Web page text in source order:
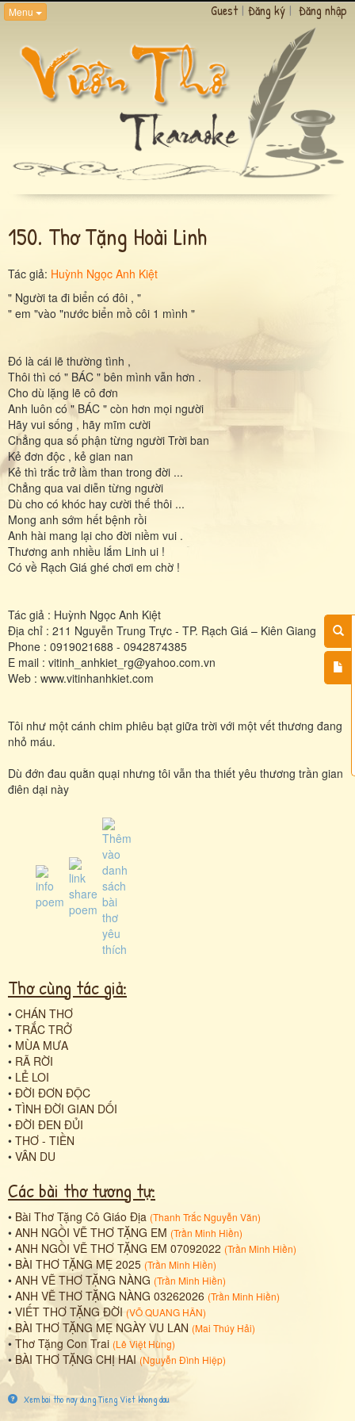
Menu Guest | Đăng ký | Đăng nhập
150. Thơ Tặng Hoài Linh
Tác giả: Huỳnh Ngọc Anh Kiệt
" Người ta đi biển có đôi , "
" em "vào "nước biển mồ côi 1 mình "
Đó là cái lẽ thường tình ,
Thôi thì có " BÁC " bên mình vẫn hơn .
Cho dù lặng lẽ cô đơn
Anh luôn có " BÁC " còn hơn mọi người
Hãy vui sống , hãy mĩm cười
Chẳng qua số phận từng người Trời ban
Kẻ đơn độc , kẻ gian nan
Kẻ thì trắc trở lầm than trong đời ...
Chẳng qua vai diễn từng người
Dù cho có khóc hay cười thế thôi ...
Mong anh sớm hết bệnh rồi
Anh hài mang lại cho đời niềm vui .
Thương anh nhiều lắm Linh ui !
Có về Rạch Giá ghé chơi em chờ !
Tác giả : Huỳnh Ngọc Anh Kiệt
Địa chỉ : 211 Nguyễn Trung Trực - TP. Rạch Giá – Kiên Giang
Phone : 0919021688 - 0942874385
E mail : vitinh_anhkiet_rg@yahoo.com.vn
Web : www.vitinhanhkiet.com
Tôi như một cánh chim phiêu bạt giữa trời với một vết thương đang
nhỏ máu.
Dù đớn đau quằn quại nhưng tôi vẫn tha thiết yêu thương trần gian
điên dại này
Thơ cùng tác giả:
• CHÁN THƠ
• TRẮC TRỞ
• MÙA MƯA
• RÃ RỜI
• LẺ LOI
• ĐỜI ĐƠN ĐỘC
• TÌNH ĐỜI GIAN DỐI
• ĐỜI ĐEN ĐỦI
• THƠ - TIỀN
• VÂN DU
Các bài thơ tương tự:
• Bài Thơ Tặng Cô Giáo Địa (Thanh Trắc Nguyễn Văn)
• ANH NGỒI VẼ THƠ TẶNG EM (Trần Minh Hiền)
• ANH NGỒI VẼ THƠ TẶNG EM 07092022 (Trần Minh Hiền)
• BÀI THƠ TẶNG MẸ 2025 (Trần Minh Hiền)
• ANH VẼ THƠ TẶNG NÀNG (Trần Minh Hiền)
• ANH VẼ THƠ TẶNG NÀNG 03262026 (Trần Minh Hiền)
• VIẾT THƠ TẶNG ĐỜI (VÕ QUANG HÂN)
•BÀI THƠ TẶNG MẸ NGÀY VU LAN (Mai Thúy Hải)
• Thơ Tặng Con Trai (Lê Việt Hùng)
•BÀI THƠ TẶNG CHỊ HAI (Nguyễn Đình Hiệp)
Xem bai tho nay dung Tieng Viet khong dau